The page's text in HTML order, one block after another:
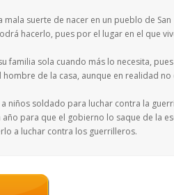
mala suerte de nacer en un pueblo de San
hacerlo, pues por el lugar en el que
familia sola cuando más lo necesita,
de la casa, aunque en realidad no
niños soldado para luchar contra la
para que el gobierno lo saque de la
a luchar contra los guerrilleros.